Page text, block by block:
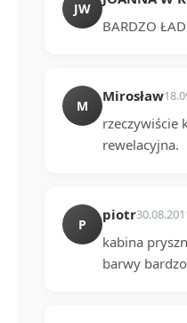
JW
BARDZO
M
Mirosław
rzeczywiście
rewelacyjna.
P
piotr
kabina
barwy